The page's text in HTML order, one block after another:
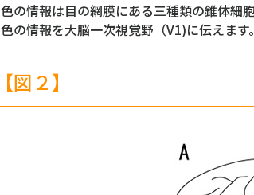
色の情報は目の網膜にある三種類の錐体細
色の情報を大脳一次視覚野（V1)に伝えま
【図２】